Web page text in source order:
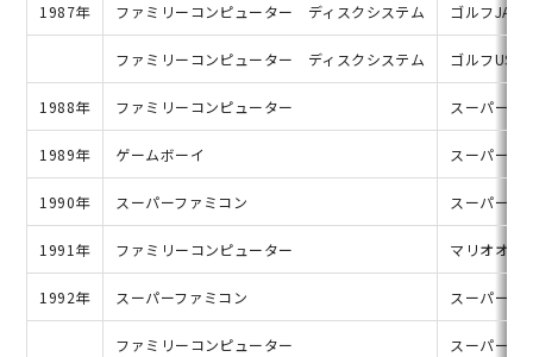
1987年 ファミリーコンピューター ディスクシステム ゴルフ
ファミリーコンピューター ディスクシステム ゴルフUSコ
1988年 ファミリーコンピューター スーパーマ
1989年 ゲームボーイ スーパーマ
1990年 スーパーファミコン スーパーマ
1991年 ファミリーコンピューター マリオオー
1992年 スーパーファミコン スーパーマ
ファミリーコンピューター スーパーマ